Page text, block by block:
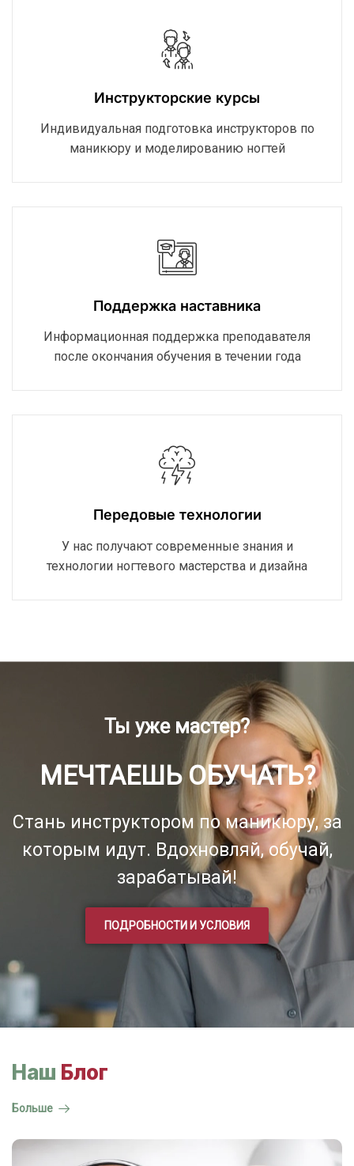
Инструкторские курсы
Индивидуальная подготовка инструкторов по
маникюру и моделированию ногтей
Поддержка наставника
Информационная поддержка преподавателя
после окончания обучения в течении года
Передовые технологии
У нас получают современные знания и
технологии ногтевого мастерства и дизайна
Ты уже мастер?
МЕЧТАЕШЬ ОБУЧАТЬ?
Стань инструктором по маникюру, за
которым идут. Вдохновляй, обучай,
зарабатывай!
ПОДРОБНОСТИ И УСЛОВИЯ
Наш Блог
Больше